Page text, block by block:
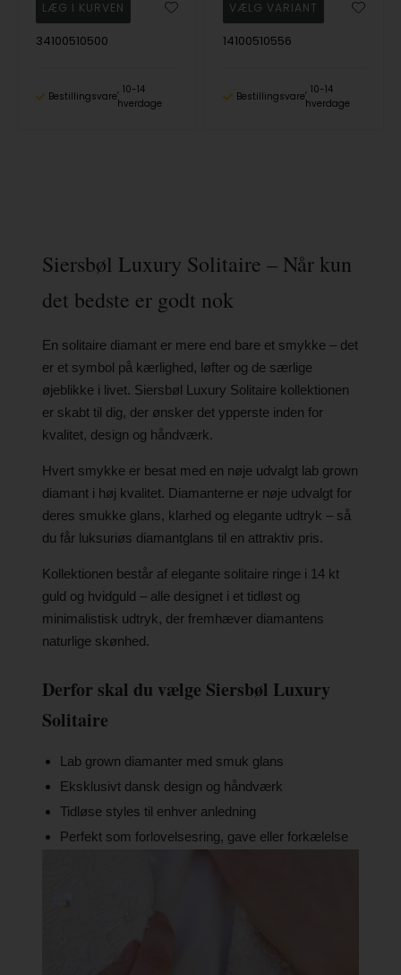
34100510500
Bestillingsvare
10-14
hverdage
14100510556
Bestillingsvare
10-14
hverdage
Siersbøl Luxury Solitaire – Når kun
det bedste er godt nok
En solitaire diamant er mere end bare et smykke – det
er et symbol på kærlighed, løfter og de særlige
øjeblikke i livet. Siersbøl Luxury Solitaire kollektionen
er skabt til dig, der ønsker det ypperste inden for
kvalitet, design og håndværk.
Hvert smykke er besat med en nøje udvalgt lab grown
diamant i høj kvalitet. Diamanterne er nøje udvalgt for
deres smukke glans, klarhed og elegante udtryk – så
du får luksuriøs diamantglans til en attraktiv pris.
Kollektionen består af elegante solitaire ringe i 14 kt
guld og hvidguld – alle designet i et tidløst og
minimalistisk udtryk, der fremhæver diamantens
naturlige skønhed.
Derfor skal du vælge Siersbøl Luxury
Solitaire
Lab grown diamanter med smuk glans
Eksklusivt dansk design og håndværk
Tidløse styles til enhver anledning
Perfekt som forlovelsesring, gave eller forkælelse